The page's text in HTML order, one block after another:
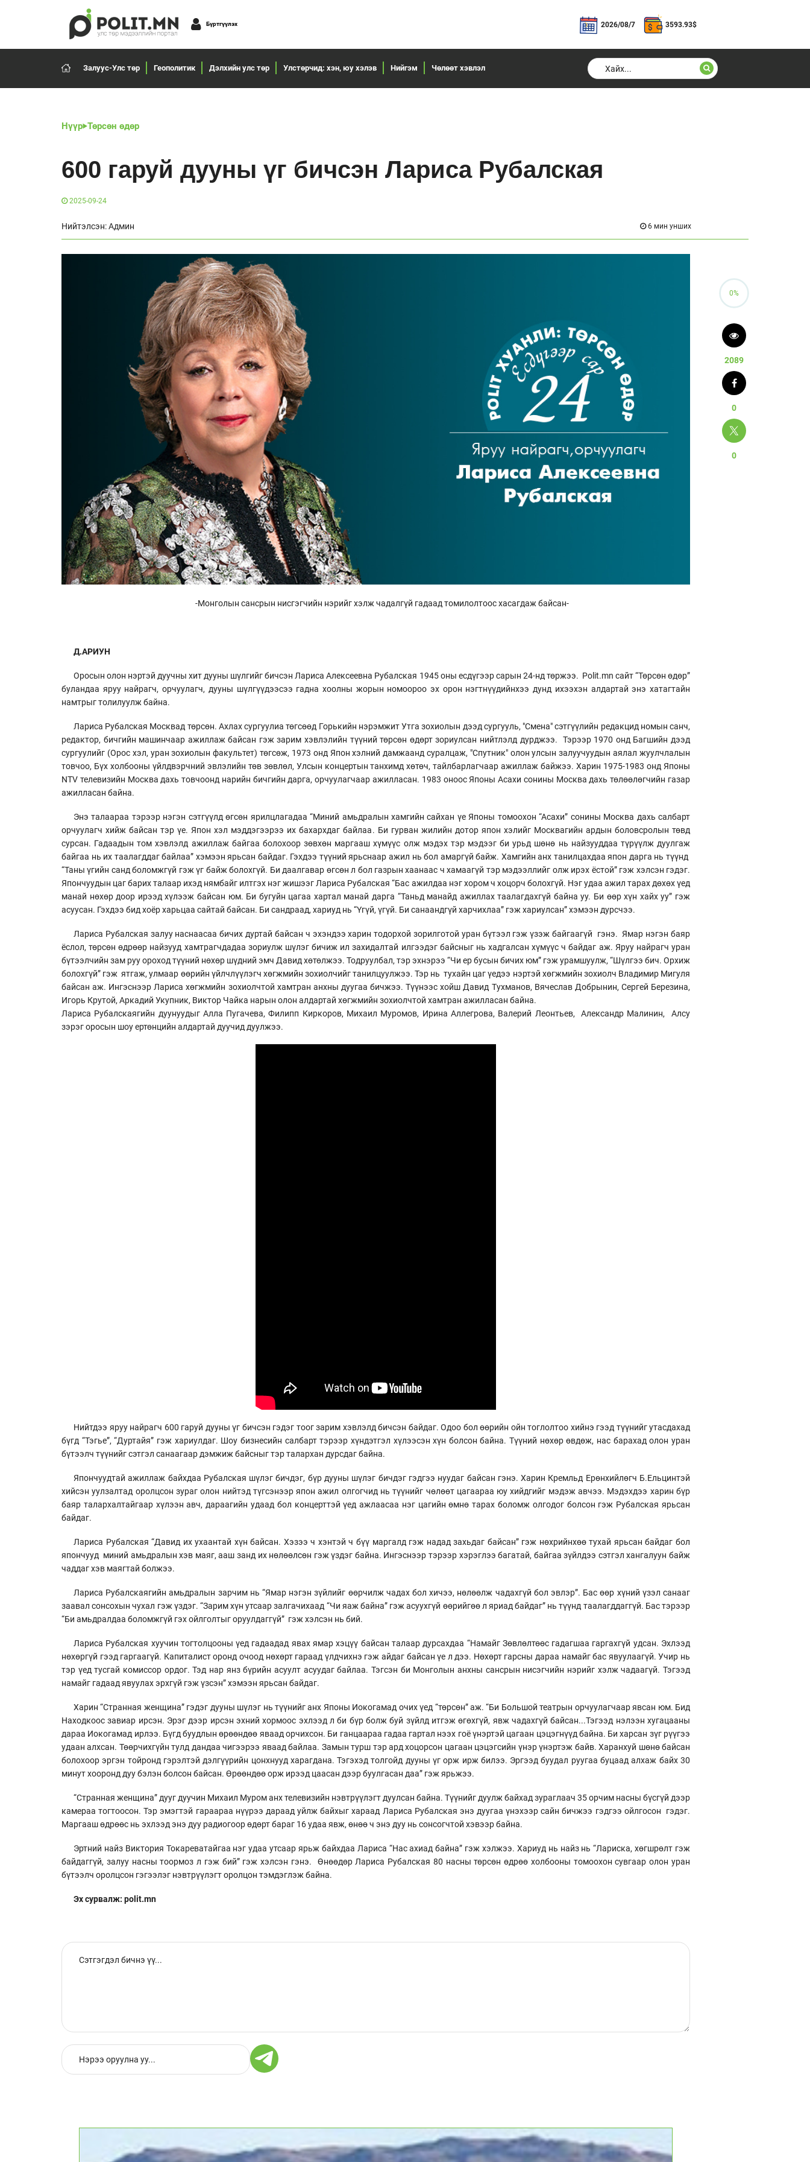
Бүртгүүлэх 2026/08/7 3593.93$
Залуус-Улс төр Геополитик Дэлхийн улс төр Улстөрчид: хэн, юу хэлэв Нийгэм Чөлөөт хэвлэл
Нүүр Төрсөн өдөр
600 гаруй дууны үг бичсэн Лариса Рубалская
2025-09-24
Нийтэлсэн: Админ 6 мин унших
-Монголын сансрын нисгэгчийн нэрийг хэлж чадалгүй гадаад томилолтоос хасагдаж байсан-
Д.АРИУН
Оросын олон нэртэй дуучны хит дууны шүлгийг бичсэн Лариса Алексеевна Рубалская 1945 оны есдүгээр сарын 24-нд төржээ. Polit.mn сайт “Төрсөн өдөр”
буландаа яруу найрагч, орчуулагч, дууны шүлгүүдээсээ гадна хоолны жорын номоороо эх орон нэгтнүүдийнхээ дунд ихээхэн алдартай энэ хатагтайн
намтрыг толилуулж байна.
Лариса Рубалская Москвад төрсөн. Ахлах сургуулиа төгсөөд Горькийн нэрэмжит Утга зохиолын дээд сургууль, "Смена" сэтгүүлийн редакцид номын санч,
редактор, бичгийн машинчаар ажиллаж байсан гэж зарим хэвлэлийн түүний төрсөн өдөрт зориулсан нийтлэлд дурджээ. Тэрээр 1970 онд Багшийн дээд
сургуулийг (Орос хэл, уран зохиолын факультет) төгсөж, 1973 онд Япон хэлний дамжаанд суралцаж, "Спутник" олон улсын залуучуудын аялал жуулчлалын
товчоо, Бүх холбооны үйлдвэрчний эвлэлийн төв зөвлөл, Улсын концертын танхимд хөтөч, тайлбарлагчаар ажиллаж байжээ. Харин 1975-1983 онд Японы
NTV телевизийн Москва дахь товчоонд нарийн бичгийн дарга, орчуулагчаар ажилласан. 1983 оноос Японы Асахи сонины Москва дахь төлөөлөгчийн газар
ажилласан байна.
Энэ талаараа тэрээр нэгэн сэтгүүлд өгсөн ярилцлагадаа “Миний амьдралын хамгийн сайхан үе Японы томоохон “Асахи” сонины Москва дахь салбарт
орчуулагч хийж байсан тэр үе. Япон хэл мэддэгээрээ их бахархдаг байлаа. Би гурван жилийн дотор япон хэлийг Москвагийн ардын боловсролын төвд
сурсан. Гадаадын том хэвлэлд ажиллаж байгаа болохоор зөвхөн маргааш хүмүүс олж мэдэх тэр мэдээг би урьд шөнө нь найзууддаа түрүүлж дуулгаж
байгаа нь их таалагддаг байлаа” хэмээн ярьсан байдаг. Гэхдээ түүний ярьснаар ажил нь бол амаргүй байж. Хамгийн анх танилцахдаа япон дарга нь түүнд
“Таны үгийн санд боломжгүй гэж үг байж болохгүй. Би даалгавар өгсөн л бол газрын хаанаас ч хамаагүй тэр мэдээллийг олж ирэх ёстой” гэж хэлсэн гэдэг.
Япончуудын цаг барих талаар ихэд нямбайг илтгэх нэг жишээг Лариса Рубалская “Бас ажилдаа нэг хором ч хоцорч болохгүй. Нэг удаа ажил тарах дөхөх үед
манай нөхөр доор ирээд хүлээж байсан юм. Би бугуйн цагаа хартал манай дарга “Таньд манайд ажиллах таалагдахгүй байна уу. Би өөр хүн хайх уу” гэж
асуусан. Гэхдээ бид хоёр харьцаа сайтай байсан. Би сандраад, хариуд нь “Үгүй, үгүй. Би санаандгүй харчихлаа” гэж хариулсан” хэмээн дурсчээ.
Лариса Рубалская залуу наснаасаа бичих дуртай байсан ч эхэндээ харин тодорхой зорилготой уран бүтээл гэж үзэж байгаагүй гэнэ. Ямар нэгэн баяр
ёслол, төрсөн өдрөөр найзууд хамтрагчдадаа зориулж шүлэг бичиж ил захидалтай илгээдэг байсныг нь хадгалсан хүмүүс ч байдаг аж. Яруу найрагч уран
бүтээлчийн зам руу ороход түүний нөхөр шүдний эмч Давид хөтөлжээ. Тодруулбал, тэр эхнэрээ “Чи ер бусын бичих юм” гэж урамшуулж, “Шүлгээ бич. Орхиж
болохгүй” гэж ятгаж, улмаар өөрийн үйлчлүүлэгч хөгжмийн зохиолчийг танилцуулжээ. Тэр нь тухайн цаг үедээ нэртэй хөгжмийн зохиолч Владимир Мигуля
байсан аж. Ингэснээр Лариса хөгжмийн зохиолчтой хамтран анхны дуугаа бичжээ. Түүнээс хойш Давид Тухманов, Вячеслав Добрынин, Сергей Березина,
Игорь Крутой, Аркадий Укупник, Виктор Чайка нарын олон алдартай хөгжмийн зохиолчтой хамтран ажилласан байна.
Лариса Рубалскаягийн дуунуудыг Алла Пугачева, Филипп Киркоров, Михаил Муромов, Ирина Аллегрова, Валерий Леонтьев, Александр Малинин, Алсу
зэрэг оросын шоу ертөнцийн алдартай дуучид дуулжээ.
Нийтдээ яруу найрагч 600 гаруй дууны үг бичсэн гэдэг тоог зарим хэвлэлд бичсэн байдаг. Одоо бол өөрийн ойн тоглолтоо хийнэ гээд түүнийг утасдахад
бүгд “Тэгье”, “Дуртайя” гэж хариулдаг. Шоу бизнесийн салбарт тэрээр хүндэтгэл хүлээсэн хүн болсон байна. Түүний нөхөр өвдөж, нас барахад олон уран
бүтээлч түүнийг сэтгэл санаагаар дэмжиж байсныг тэр талархан дурсдаг байна.
Япончуудтай ажиллаж байхдаа Рубалская шүлэг бичдэг, бүр дууны шүлэг бичдэг гэдгээ нуудаг байсан гэнэ. Харин Кремльд Ерөнхийлөгч Б.Ельцинтэй
хийсэн уулзалтад оролцсон зураг олон нийтэд түгсэнээр япон ажил олгогчид нь түүнийг чөлөөт цагаараа юу хийдгийг мэдэж авчээ. Мэдэхдээ харин бүр
баяр талархалтайгаар хүлээн авч, дараагийн удаад бол концерттэй үед ажлаасаа нэг цагийн өмнө тарах боломж олгодог болсон гэж Рубалская ярьсан
байдаг.
Лариса Рубалская “Давид их ухаантай хүн байсан. Хэзээ ч хэнтэй ч бүү маргалд гэж надад захьдаг байсан” гэж нөхрийнхөө тухай ярьсан байдаг бол
япончууд миний амьдралын хэв маяг, ааш занд их нөлөөлсөн гэж үздэг байна. Ингэснээр тэрээр хэрэглээ багатай, байгаа зүйлдээ сэтгэл хангалуун байж
чаддаг хэв маягтай болжээ.
Лариса Рубалскаягийн амьдралын зарчим нь “Ямар нэгэн зүйлийг өөрчилж чадах бол хичээ, нөлөөлж чадахгүй бол эвлэр”. Бас өөр хүний үзэл санааг
заавал сонсохын чухал гэж үздэг. “Зарим хүн утсаар залгачихаад “Чи яаж байна” гэж асуухгүй өөрийгөө л яриад байдаг” нь түүнд таалагддаггүй. Бас тэрээр
“Би амьдралдаа боломжгүй гэх ойлголтыг оруулдаггүй” гэж хэлсэн нь бий.
Лариса Рубалская хуучин тогтолцооны үед гадаадад явах ямар хэцүү байсан талаар дурсахдаа “Намайг Зөвлөлтөөс гадагшаа гаргахгүй удсан. Эхлээд
нөхөргүй гээд гаргаагүй. Капиталист оронд очоод нөхөрт гараад үлдчихнэ гэж айдаг байсан үе л дээ. Нөхөрт гарсны дараа намайг бас явуулаагүй. Учир нь
тэр үед тусгай комиссор ордог. Тэд нар янз бүрийн асуулт асуудаг байлаа. Тэгсэн би Монголын анхны сансрын нисэгчийн нэрийг хэлж чадаагүй. Тэгээд
намайг гадаад явуулах эрхгүй гэж үзсэн” хэмээн ярьсан байдаг.
Харин “Странная женщина” гэдэг дууны шүлэг нь түүнийг анх Японы Иокогамад очих үед “төрсөн” аж. “Би Большой театрын орчуулагчаар явсан юм. Бид
Находкоос завиар ирсэн. Эрэг дээр ирсэн эхний хормоос эхлээд л би бүр болж буй зүйлд итгэж өгөхгүй, явж чадахгүй байсан...Тэгээд нэлээн хугацааны
дараа Иокогамад ирлээ. Бүгд буудлын өрөөндөө яваад орчихсон. Би ганцаараа гадаа гартал нээх гоё үнэртэй цагаан цэцэгнүүд байна. Би харсан зүг рүүгээ
удаан алхсан. Төөрчихгүйн тулд дандаа чигээрээ яваад байлаа. Замын турш тэр ард хоцорсон цагаан цэцэгсийн үнэр үнэртэж байв. Харанхуй шөнө байсан
болохоор эргэн тойронд гэрэлтэй дэлгүүрийн цонхнууд харагдана. Тэгэхэд толгойд дууны үг орж ирж билээ. Эргээд буудал руугаа буцаад алхаж байх 30
минут хооронд дуу бэлэн болсон байсан. Өрөөндөө орж ирээд цаасан дээр буулгасан даа” гэж ярьжээ.
“Странная женщина” дууг дуучин Михаил Муром анх телевизийн нэвтрүүлэгт дуулсан байна. Түүнийг дуулж байхад зураглаач 35 орчим насны бүсгүй дээр
камераа тогтоосон. Тэр эмэгтэй гараараа нүүрээ дараад уйлж байхыг хараад Лариса Рубалская энэ дуугаа үнэхээр сайн бичжээ гэдгээ ойлгосон гэдэг.
Маргааш өдрөөс нь эхлээд энэ дуу радиогоор өдөрт бараг 16 удаа явж, өнөө ч энэ дуу нь сонсогчтой хэвээр байна.
Эртний найз Виктория Токареватайгаа нэг удаа утсаар ярьж байхдаа Лариса “Нас ахиад байна” гэж хэлжээ. Хариуд нь найз нь “Лариска, хөгшрөлт гэж
байдаггүй, залуу насны тоормоз л гэж бий” гэж хэлсэн гэнэ. Өнөөдөр Лариса Рубалская 80 насны төрсөн өдрөө холбооны томоохон сувгаар олон уран
бүтээлч оролцсон гэгээлэг нэвтрүүлэгт оролцон тэмдэглэж байна.
Эх сурвалж: polit.mn
0%
2089
0
0